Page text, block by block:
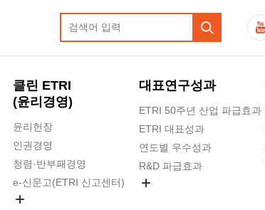
클린 ETRI
(윤리경영)
윤리헌장
인권경영
청렴·반부패경영
e-신문고(ETRI 신고센터)
대표연구성과
ETRI 50주년 산업 파급효과
ETRI 대표성과
연도별 우수성과
R&D 파급효과